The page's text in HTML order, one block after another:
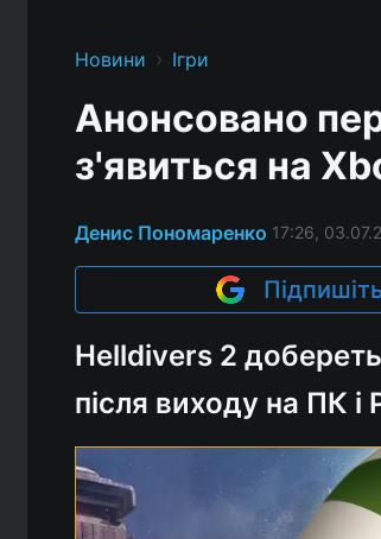
Новини › Ігри
Анонсовано
з'явиться на
Денис Пономаренко 17:26,
Helldivers 2
після виходу на ПК і